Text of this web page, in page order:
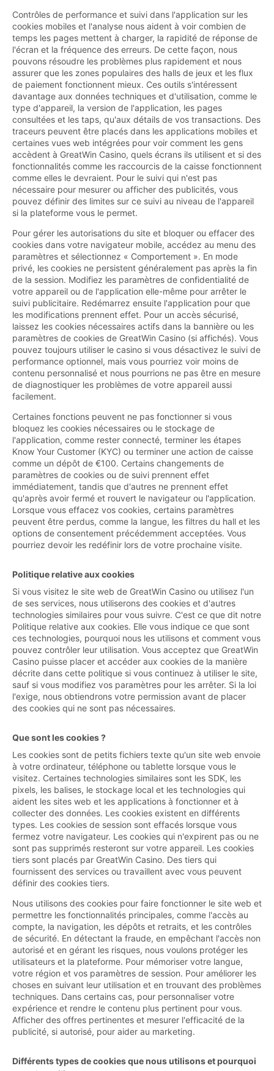
Contrôles de performance et suivi dans l'application sur les
cookies mobiles et l'analyse nous aident à voir combien de
temps les pages mettent à charger, la rapidité de réponse de
l'écran et la fréquence des erreurs. De cette façon, nous
pouvons résoudre les problèmes plus rapidement et nous
assurer que les zones populaires des halls de jeux et les flux
de paiement fonctionnent mieux. Ces outils s'intéressent
davantage aux données techniques et d'utilisation, comme le
type d'appareil, la version de l'application, les pages
consultées et les taps, qu'aux détails de vos transactions. Des
traceurs peuvent être placés dans les applications mobiles et
certaines vues web intégrées pour voir comment les gens
accèdent à GreatWin Casino, quels écrans ils utilisent et si des
fonctionnalités comme les raccourcis de la caisse fonctionnent
comme elles le devraient. Pour le suivi qui n'est pas
nécessaire pour mesurer ou afficher des publicités, vous
pouvez définir des limites sur ce suivi au niveau de l'appareil
si la plateforme vous le permet.
Pour gérer les autorisations du site et bloquer ou effacer des
cookies dans votre navigateur mobile, accédez au menu des
paramètres et sélectionnez « Comportement ». En mode
privé, les cookies ne persistent généralement pas après la fin
de la session. Modifiez les paramètres de confidentialité de
votre appareil ou de l'application elle-même pour arrêter le
suivi publicitaire. Redémarrez ensuite l'application pour que
les modifications prennent effet. Pour un accès sécurisé,
laissez les cookies nécessaires actifs dans la bannière ou les
paramètres de cookies de GreatWin Casino (si affichés). Vous
pouvez toujours utiliser le casino si vous désactivez le suivi de
performance optionnel, mais vous pourriez voir moins de
contenu personnalisé et nous pourrions ne pas être en mesure
de diagnostiquer les problèmes de votre appareil aussi
facilement.
Certaines fonctions peuvent ne pas fonctionner si vous
bloquez les cookies nécessaires ou le stockage de
l'application, comme rester connecté, terminer les étapes
Know Your Customer (KYC) ou terminer une action de caisse
comme un dépôt de €100. Certains changements de
paramètres de cookies ou de suivi prennent effet
immédiatement, tandis que d'autres ne prennent effet
qu'après avoir fermé et rouvert le navigateur ou l'application.
Lorsque vous effacez vos cookies, certains paramètres
peuvent être perdus, comme la langue, les filtres du hall et les
options de consentement précédemment acceptées. Vous
pourriez devoir les redéfinir lors de votre prochaine visite.
Politique relative aux cookies
Si vous visitez le site web de GreatWin Casino ou utilisez l'un
de ses services, nous utiliserons des cookies et d'autres
technologies similaires pour vous suivre. C'est ce que dit notre
Politique relative aux cookies. Elle vous indique ce que sont
ces technologies, pourquoi nous les utilisons et comment vous
pouvez contrôler leur utilisation. Vous acceptez que GreatWin
Casino puisse placer et accéder aux cookies de la manière
décrite dans cette politique si vous continuez à utiliser le site,
sauf si vous modifiez vos paramètres pour les arrêter. Si la loi
l'exige, nous obtiendrons votre permission avant de placer
des cookies qui ne sont pas nécessaires.
Que sont les cookies ?
Les cookies sont de petits fichiers texte qu'un site web envoie
à votre ordinateur, téléphone ou tablette lorsque vous le
visitez. Certaines technologies similaires sont les SDK, les
pixels, les balises, le stockage local et les technologies qui
aident les sites web et les applications à fonctionner et à
collecter des données. Les cookies existent en différents
types. Les cookies de session sont effacés lorsque vous
fermez votre navigateur. Les cookies qui n'expirent pas ou ne
sont pas supprimés resteront sur votre appareil. Les cookies
tiers sont placés par GreatWin Casino. Des tiers qui
fournissent des services ou travaillent avec vous peuvent
définir des cookies tiers.
Nous utilisons des cookies pour faire fonctionner le site web et
permettre les fonctionnalités principales, comme l'accès au
compte, la navigation, les dépôts et retraits, et les contrôles
de sécurité. En détectant la fraude, en empêchant l'accès non
autorisé et en gérant les risques, nous voulons protéger les
utilisateurs et la plateforme. Pour mémoriser votre langue,
votre région et vos paramètres de session. Pour améliorer les
choses en suivant leur utilisation et en trouvant des problèmes
techniques. Dans certains cas, pour personnaliser votre
expérience et rendre le contenu plus pertinent pour vous.
Afficher des offres pertinentes et mesurer l'efficacité de la
publicité, si autorisé, pour aider au marketing.
Différents types de cookies que nous utilisons et pourquoi